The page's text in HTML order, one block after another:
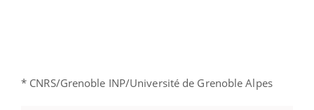
* CNRS/Grenoble INP/Université de Grenoble Alpes